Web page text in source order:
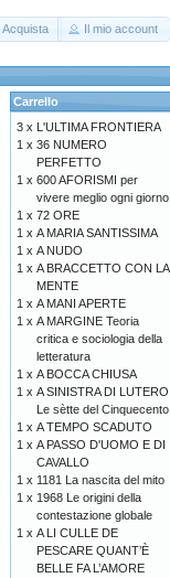
Acquista Il mio account
Carrello
3 x L'ULTIMA FRONTIERA
1 x 36 NUMERO
PERFETTO
1 x 600 AFORISMI per
vivere meglio ogni giorno
1 x 72 ORE
1 x A MARIA SANTISSIMA
1 x A NUDO
1 x A BRACCETTO CON LA
MENTE
1 x A MANI APERTE
1 x A MARGINE Teoria
critica e sociologia della
letteratura
1 x A BOCCA CHIUSA
1 x A SINISTRA DI LUTERO
Le sètte del Cinquecento
1 x A TEMPO SCADUTO
1 x A PASSO D'UOMO E DI
CAVALLO
1 x 1181 La nascita del mito
1 x 1968 Le origini della
contestazione globale
1 x A LI CULLE DE
PESCARE QUANT’È
BELLE FA L’AMORE